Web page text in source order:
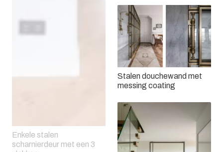
Enkele stalen
scharnierdeur met een 3
Stalen douchewand met
messing coating